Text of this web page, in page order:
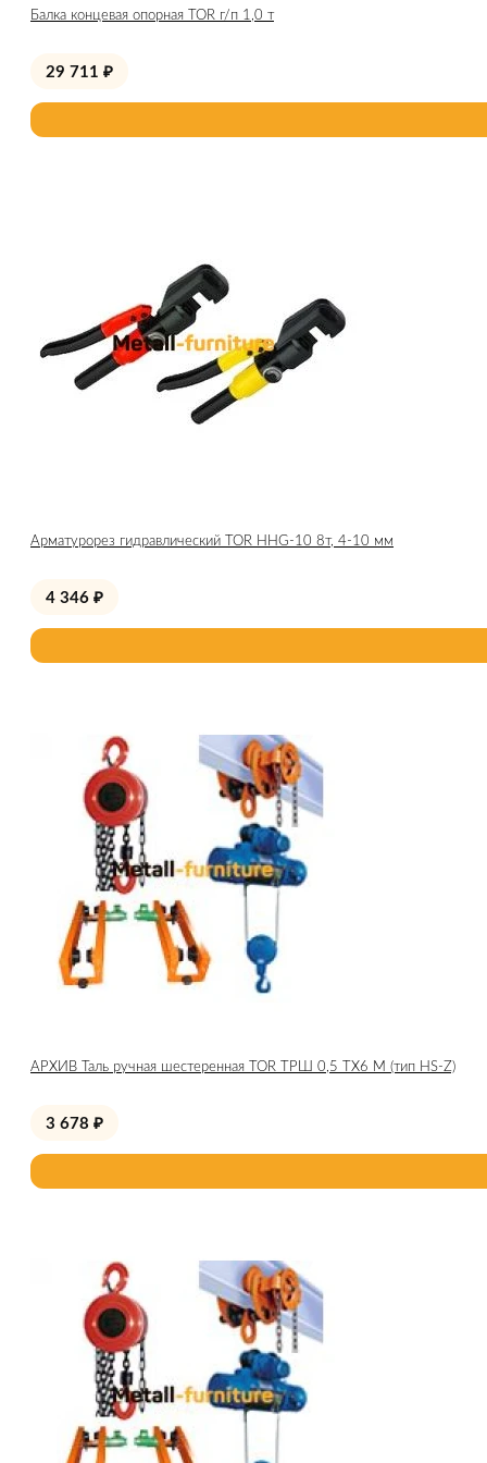
Балка концевая опорная TOR г/п 1,0 т
29 711 ₽
Арматурорез гидравлический TOR HHG-10 8т, 4-10 мм
4 346 ₽
АРХИВ Таль ручная шестеренная TOR ТРШ 0,5 ТХ6 М (тип HS-Z)
3 678 ₽